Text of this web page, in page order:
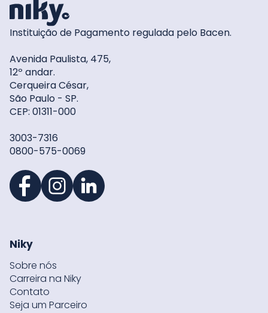
Instituição de Pagamento regulada pelo Bacen.
Avenida Paulista, 475,
12º andar.
Cerqueira César,
São Paulo - SP.
CEP: 01311-000
3003-7316
0800-575-0069
Niky
Sobre nós
Carreira na Niky
Contato
Seja um Parceiro